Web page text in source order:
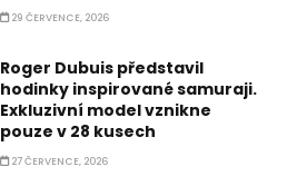
29 ČERVENCE, 2026
Roger Dubuis představil
hodinky inspirované samuraji.
Exkluzivní model vznikne
pouze v 28 kusech
27 ČERVENCE, 2026